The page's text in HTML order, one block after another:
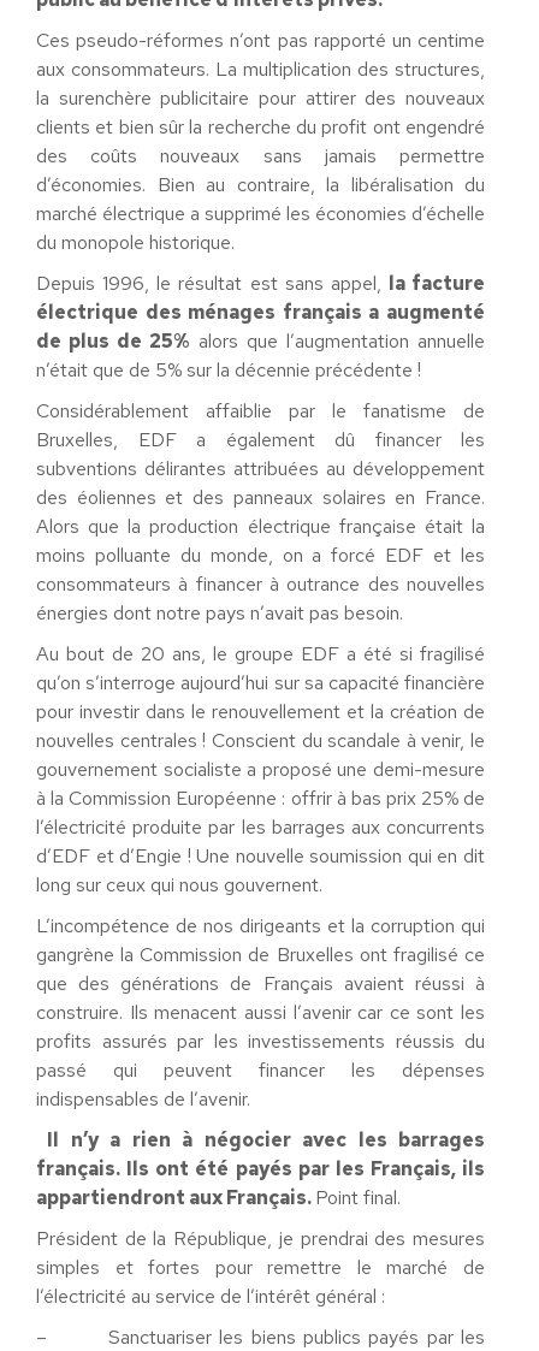
Ces pseudo-réformes n’ont pas rapporté un centime
aux consommateurs. La multiplication des structures,
la surenchère publicitaire pour attirer des nouveaux
clients et bien sûr la recherche du profit ont engendré
des coûts nouveaux sans jamais permettre
d’économies. Bien au contraire, la libéralisation du
marché électrique a supprimé les économies d’échelle
du monopole historique.
Depuis 1996, le résultat est sans appel, la facture
électrique des ménages français a augmenté
de plus de 25% alors que l’augmentation annuelle
n’était que de 5% sur la décennie précédente !
Considérablement affaiblie par le fanatisme de
Bruxelles, EDF a également dû financer les
subventions délirantes attribuées au développement
des éoliennes et des panneaux solaires en France.
Alors que la production électrique française était la
moins polluante du monde, on a forcé EDF et les
consommateurs à financer à outrance des nouvelles
énergies dont notre pays n’avait pas besoin.
Au bout de 20 ans, le groupe EDF a été si fragilisé
qu’on s’interroge aujourd’hui sur sa capacité financière
pour investir dans le renouvellement et la création de
nouvelles centrales ! Conscient du scandale à venir, le
gouvernement socialiste a proposé une demi-mesure
à la Commission Européenne : offrir à bas prix 25% de
l’électricité produite par les barrages aux concurrents
d’EDF et d’Engie ! Une nouvelle soumission qui en dit
long sur ceux qui nous gouvernent.
L’incompétence de nos dirigeants et la corruption qui
gangrène la Commission de Bruxelles ont fragilisé ce
que des générations de Français avaient réussi à
construire. Ils menacent aussi l’avenir car ce sont les
profits assurés par les investissements réussis du
passé qui peuvent financer les dépenses
indispensables de l’avenir.
Il n’y a rien à négocier avec les barrages
français. Ils ont été payés par les Français, ils
appartiendront aux Français.Point final.
Président de la République, je prendrai des mesures
simples et fortes pour remettre le marché de
l’électricité au service de l’intérêt général :
– Sanctuariser les biens publics payés par les